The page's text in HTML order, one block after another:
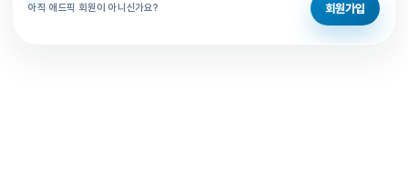
아직 애드픽 회원이 아니신가요? 회원가입